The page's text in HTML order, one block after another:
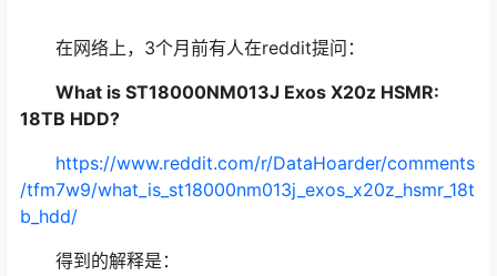
在网络上，3个月前有人在reddit提问：
What is ST18000NM013J Exos X20z HSMR:
18TB HDD?
https://www.reddit.com/r/DataHoarder/comments
/tfm7w9/what_is_st18000nm013j_exos_x20z_hsmr_18t
b_hdd/
得到的解释是：